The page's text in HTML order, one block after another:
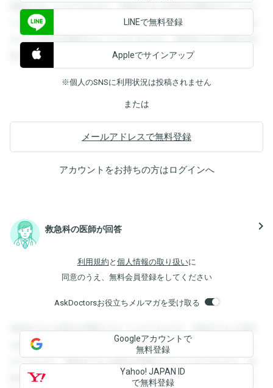
閲覧することができます。登録すると回答を閲覧することが
できます。登録すると回答を閲覧することができます。登録
すると回答を閲覧することができます。登録すると回答を閲
覧することができます。
LINEで無料登録
Appleでサインアップ
※個人のSNSに利用状況は投稿されません
または
メールアドレスで無料登録
アカウントをお持ちの方はログインへ
救急科の医師が回答 navigate_next
利用規約 と 個人情報の取り扱いに
同意のうえ、無料会員登録をしてください
AskDoctorsお役立ちメルマガを受け取る
登録すると回答を閲覧することができます。登録すると回答
を閲覧することができます。登録すると回答を閲覧すること
ができます。登録すると回答を閲覧することができます。登
録すると回答を閲覧することができます。登録すると回答を
Googleアカウントで
無料登録
Yahoo! JAPAN ID
で無料登録